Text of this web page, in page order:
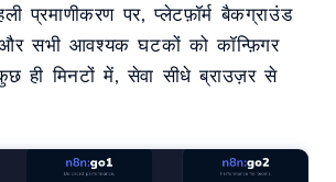
प्रमाणीकरण पर, प्लेटफ़ॉर्म बैकग्राउंड
सभी आवश्यक घटकों को कॉन्फ़िगर
ही मिनटों में, सेवा सीधे ब्राउज़र से